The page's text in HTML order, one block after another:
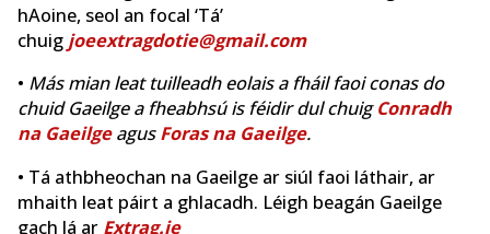
hAoine, seol an focal ‘Tá’
chuig joeextragdotie@gmail.com
• Más mian leat tuilleadh eolais a fháil faoi conas do
chuid Gaeilge a fheabhsú is féidir dul chuigConradh
na GaeilgeagusForas na Gaeilge.
• Tá athbheochan na Gaeilge ar siúl faoi láthair, ar
mhaith leat páirt a ghlacadh. Léigh beagán Gaeilge
gach lá ar Extrag.ie